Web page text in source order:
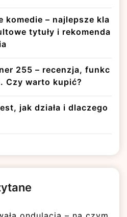
komedie – najlepsze kla
tytuły i rekomenda
255 – recenzja, funkc
Czy warto kupić?
jak działa i dlaczego